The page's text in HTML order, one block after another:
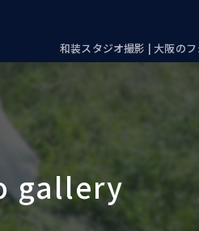
和装スタジオ撮影 | 大阪の